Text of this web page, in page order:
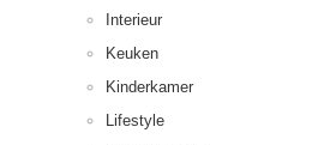
Interieur
Keuken
Kinderkamer
Lifestyle